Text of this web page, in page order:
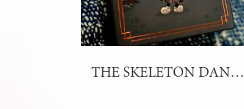
THE SKELETON DANCE ARCANA TAROT